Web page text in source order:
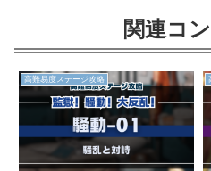
関連コ
高難易度ステージ攻略